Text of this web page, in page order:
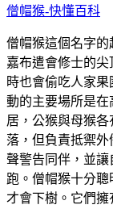
僧帽猴-快懂百科
僧帽猴這個名字
嘉布遣會修士的
時也會偷吃人家
動的主要場所是在
居，公猴與母猴
落，但負責抵禦
聲警告同伴，並
跑。僧帽猴十分
才會下樹。它們